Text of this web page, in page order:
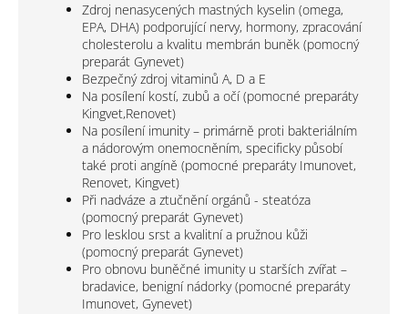
Zdroj nenasycených mastných kyselin (omega,
EPA, DHA) podporující nervy, hormony, zpracování
cholesterolu a kvalitu membrán buněk (pomocný
preparát Gynevet)
Bezpečný zdroj vitaminů A, D a E
Na posílení kostí, zubů a očí (pomocné preparáty
Kingvet,Renovet)
Na posílení imunity – primárně proti bakteriálním
a nádorovým onemocněním, specificky působí
také proti angíně (pomocné preparáty Imunovet,
Renovet, Kingvet)
Při nadváze a ztučnění orgánů - steatóza
(pomocný preparát Gynevet)
Pro lesklou srst a kvalitní a pružnou kůži
(pomocný preparát Gynevet)
Pro obnovu buněčné imunity u starších zvířat –
bradavice, benigní nádorky (pomocné preparáty
Imunovet, Gynevet)